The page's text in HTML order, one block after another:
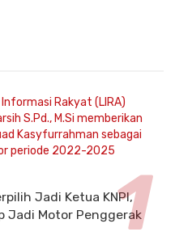
Jadi Ketua KNPI,
Jadi Motor Penggerak